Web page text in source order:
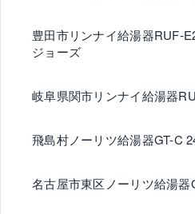
豊田市リンナイ給湯器RUF-
ジョーズ
岐阜県関市リンナイ給湯器
飛島村ノーリツ給湯器GT-C
名古屋市東区ノーリツ給湯